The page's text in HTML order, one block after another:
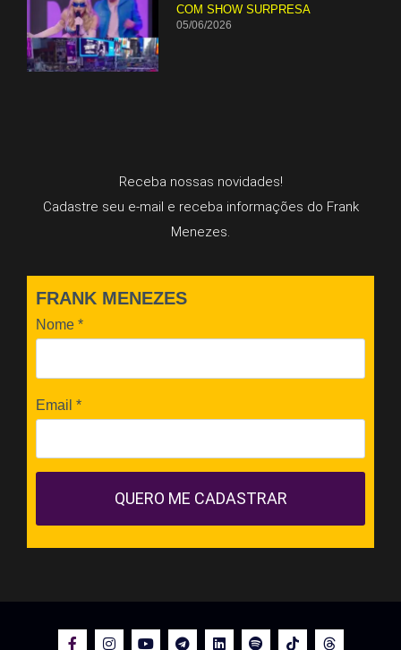
COM SHOW SURPRESA
05/06/2026
Receba nossas novidades!
Cadastre seu e-mail e receba informações do Frank
Menezes.
FRANK MENEZES
Nome *
Email *
QUERO ME CADASTRAR